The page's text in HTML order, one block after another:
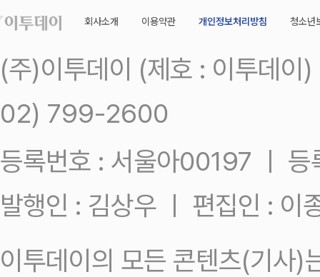
회사소개 이용약관 개인정보처리방침 청소년
(주)이투데이 (제호 : 이투데
02) 799-2600
등록번호 : 서울아00197 ㅣ
발행인 : 김상우 ㅣ 편집인 : 이
이투데이의 모든 콘텐츠(기사)